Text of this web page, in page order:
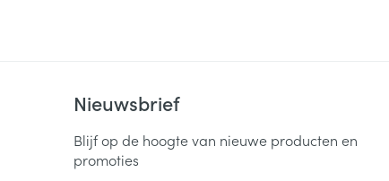
Nieuwsbrief
Blijf op de hoogte van nieuwe producten en
promoties